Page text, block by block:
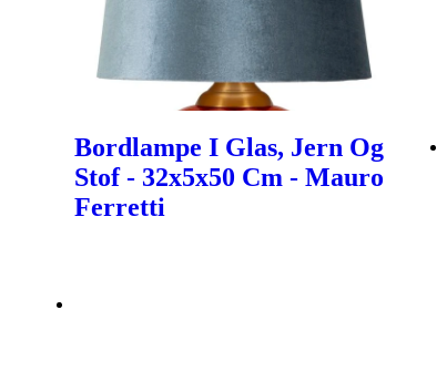
Bordlampe I Glas, Jern Og
Stof - 32x5x50 Cm - Mauro
Ferretti